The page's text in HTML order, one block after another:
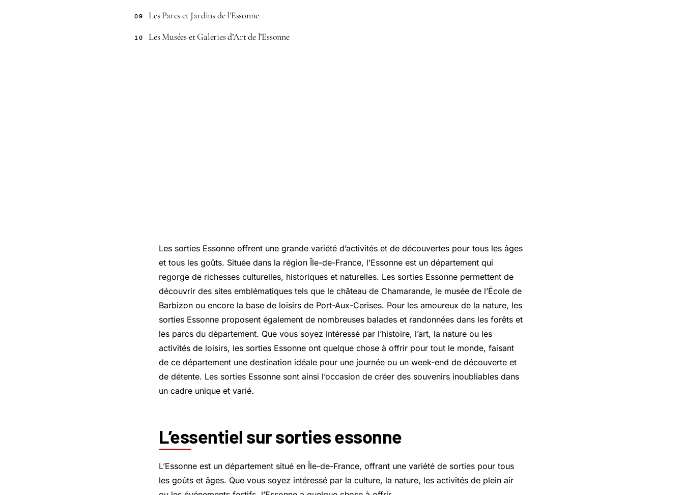
09 Les Parcs et Jardins de l’Essonne
10 Les Musées et Galeries d’Art de l’Essonne
Les sorties Essonne offrent une grande variété d’activités et de découvertes pour tous les âges
et tous les goûts. Située dans la région Île-de-France, l’Essonne est un département qui
regorge de richesses culturelles, historiques et naturelles. Les sorties Essonne permettent de
découvrir des sites emblématiques tels que le château de Chamarande, le musée de l’École de
Barbizon ou encore la base de loisirs de Port-Aux-Cerises. Pour les amoureux de la nature, les
sorties Essonne proposent également de nombreuses balades et randonnées dans les forêts et
les parcs du département. Que vous soyez intéressé par l’histoire, l’art, la nature ou les
activités de loisirs, les sorties Essonne ont quelque chose à offrir pour tout le monde, faisant
de ce département une destination idéale pour une journée ou un week-end de découverte et
de détente. Les sorties Essonne sont ainsi l’occasion de créer des souvenirs inoubliables dans
un cadre unique et varié.
L’essentiel sur sorties essonne
L’Essonne est un département situé en Île-de-France, offrant une variété de sorties pour tous
les goûts et âges. Que vous soyez intéressé par la culture, la nature, les activités de plein air